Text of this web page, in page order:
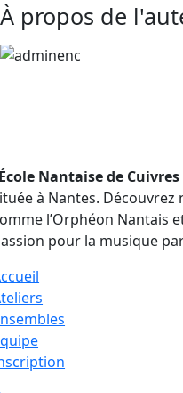
Facebook
X
Reddit
LinkedIn
WhatsApp
Telegram
Tumblr
Pinterest
Vk
Xing
Email
À propos de
Nantaise de Cuivres
à Nantes.
l’Orphéon Nantais
pour la musique